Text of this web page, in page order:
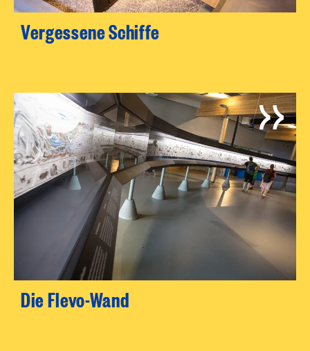
Vergessene Schiffe
Die Flevo-Wand